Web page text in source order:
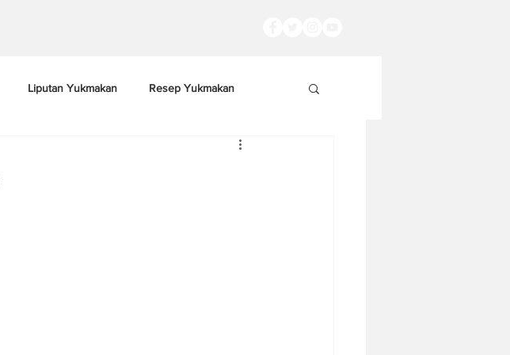
Liputan Yukmakan Resep Yukmakan